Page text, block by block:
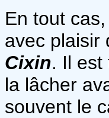
En tout
avec plaisir
Cixin. Il
la lâcher
souvent le